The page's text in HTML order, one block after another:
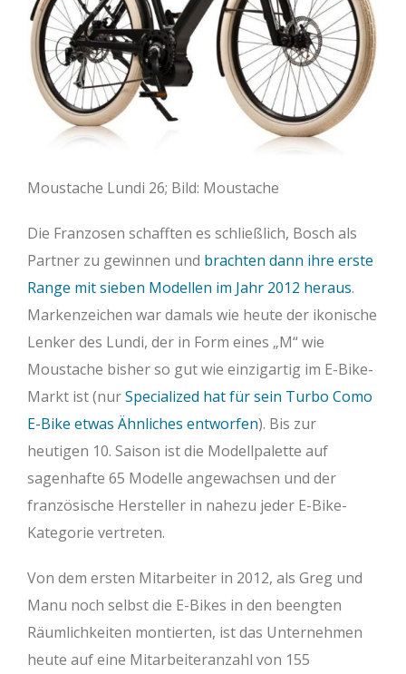
Moustache Lundi 26; Bild: Moustache
Die Franzosen schafften es schließlich, Bosch als
Partner zu gewinnen und brachten dann ihre erste
Range mit sieben Modellen im Jahr 2012 heraus.
Markenzeichen war damals wie heute der ikonische
Lenker des Lundi, der in Form eines „M“ wie
Moustache bisher so gut wie einzigartig im E-Bike-
Markt ist (nurSpecialized hat für sein Turbo Como
E-Bike etwas Ähnliches entworfen). Bis zur
heutigen 10. Saison ist die Modellpalette auf
sagenhafte 65 Modelle angewachsen und der
französische Hersteller in nahezu jeder E-Bike-
Kategorie vertreten.
Von dem ersten Mitarbeiter in 2012, als Greg und
Manu noch selbst die E-Bikes in den beengten
Räumlichkeiten montierten, ist das Unternehmen
heute auf eine Mitarbeiteranzahl von 155